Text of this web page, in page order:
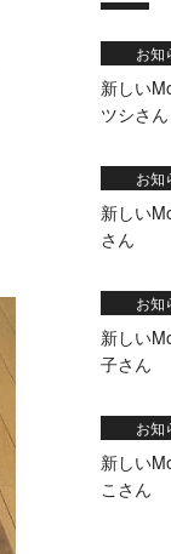
お知
新しい
ツシさん
お知
新しい
さん
お知
新しい
子さん
お知
新しい
こさん